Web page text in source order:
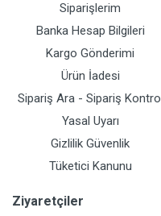
Siparişlerim
Banka Hesap Bilgileri
Kargo Gönderimi
Ürün İadesi
Sipariş Ara - Sipariş Kontrol
Yasal Uyarı
Gizlilik Güvenlik
Tüketici Kanunu
Ziyaretçiler